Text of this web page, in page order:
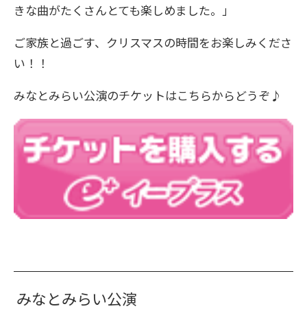
きな曲がたくさんとても楽しめました。 」
ご家族と過ごす、クリスマスの時間をお楽しみくださ
い！！
みなとみらい公演のチケットはこちらからどうぞ♪
みなとみらい公演